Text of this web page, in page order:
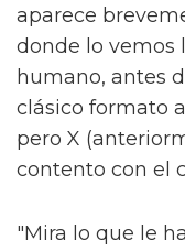
aparece
donde lo vemos
humano, antes
clásico formato
pero X
contento con el
"Mira lo que le